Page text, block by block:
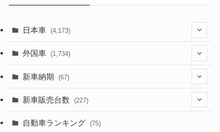
日本車 (4,173)
(1,321)
(329)
外国車 (1,734)
(242)
新車納期 (67)
(28)
(8)
新車販売台数 (227)
(21)
自動車ランキング (75)